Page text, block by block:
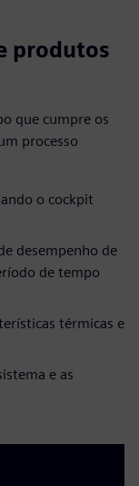
produtos
que cumpre os
processo
o cockpit
desempenho de
de tempo
térmicas e
e as